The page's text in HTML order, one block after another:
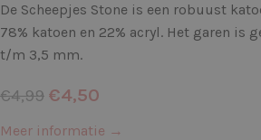
De Scheepjes Stone is een robuust
78% katoen en 22% acryl. Het garen is
t/m 3,5 mm.
€4,99 €4,50
Meer informatie →